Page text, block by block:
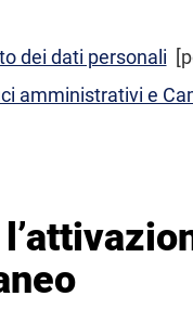
dei dati personali
amministrativi e